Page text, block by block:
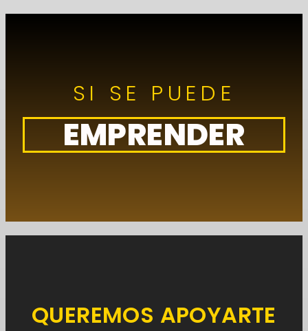
SI SE PUEDE
EMPRENDER
QUEREMOS APOYARTE